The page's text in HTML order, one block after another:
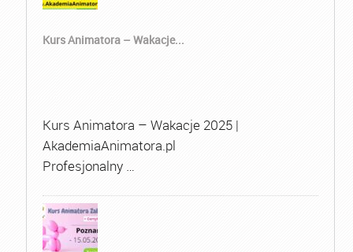
Kurs Animatora – Wakacje...
Kurs Animatora – Wakacje 2025 |
AkademiaAnimatora.pl
Profesjonalny …